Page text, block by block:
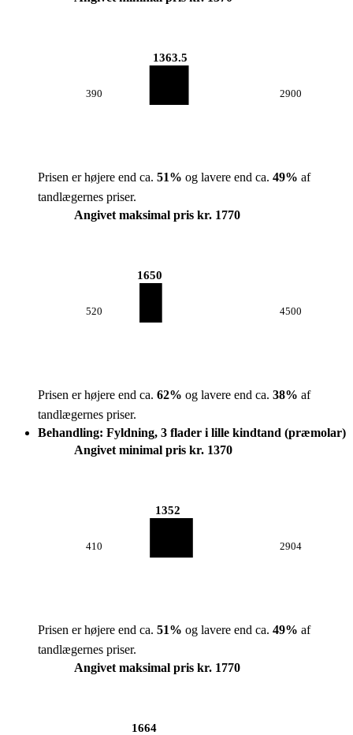
390
1363.5
2900
Prisen er højere end ca. 51% og lavere end ca. 49% af
tandlægernes priser.
Angivet maksimal pris kr. 1770
520
1650
4500
Prisen er højere end ca. 62% og lavere end ca. 38% af
tandlægernes priser.
Behandling: Fyldning, 3 flader i lille kindtand (præmolar)
Angivet minimal pris kr. 1370
410
1352
2904
Prisen er højere end ca. 51% og lavere end ca. 49% af
tandlægernes priser.
Angivet maksimal pris kr. 1770
1664